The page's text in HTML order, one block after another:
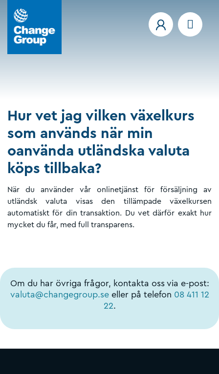
Hur vet jag vilken växelkurs
som används när min
oanvända utländska valuta
köps tillbaka?
När du använder vår onlinetjänst för försäljning av
utländsk valuta visas den tillämpade växelkursen
automatiskt för din transaktion. Du vet därför exakt hur
mycket du får, med full transparens.
Om du har övriga frågor, kontakta oss via e-post:
valuta@changegroup.seeller på telefon 08 411 12
22.